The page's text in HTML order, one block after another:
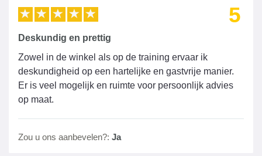
5
Deskundig en prettig
Zowel in de winkel als op de training ervaar ik
deskundigheid op een hartelijke en gastvrije manier.
Er is veel mogelijk en ruimte voor persoonlijk advies
op maat.
Zou u ons aanbevelen?: Ja